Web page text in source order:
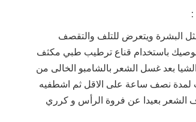
:
البشرة ويتعرض للتلف والتقصف
باستخدام قناع ترطيب طبي مكثف
بعد غسل الشعر بالشامبو الخالى من
لمدة نصف ساعة على الاقل ثم اشطفيه
الشعر بعيدا عن فروة الرأس و كرري